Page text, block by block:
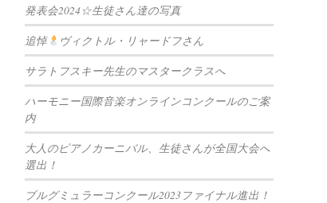
発表会2024☆生徒さん達の写真
追悼
ヴィクトル・リャードフさん
サラトフスキー先生のマスタークラスへ
ハーモニー国際音楽オンラインコンクールのご案
内
大人のピアノカーニバル、生徒さんが全国大会へ
選出！
ブルグミュラーコンクール2023ファイナル進出！